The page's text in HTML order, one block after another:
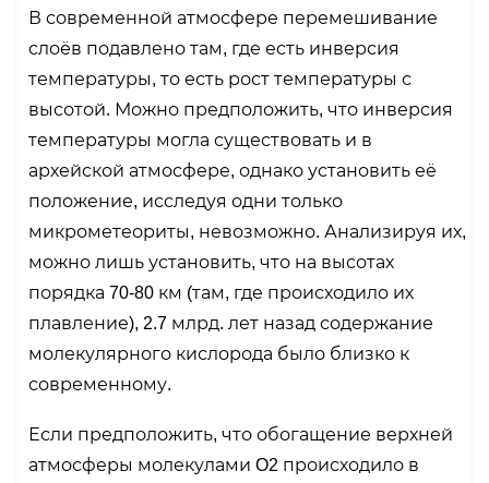
В современной атмосфере перемешивание
слоёв подавлено там, где есть инверсия
температуры, то есть рост температуры с
высотой. Можно предположить, что инверсия
температуры могла существовать и в
архейской атмосфере, однако установить её
положение, исследуя одни только
микрометеориты, невозможно. Анализируя их,
можно лишь установить, что на высотах
порядка 70-80 км (там, где происходило их
плавление), 2.7 млрд. лет назад содержание
молекулярного кислорода было близко к
современному.
Если предположить, что обогащение верхней
атмосферы молекулами O2 происходило в